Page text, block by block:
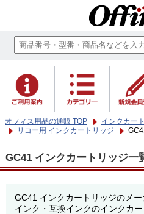
オフィス用品の通販 TOP
インクカー
リコー用 インクカートリッジ
GC41 インクカートリッジ一
GC41 インクカートリッジのメ
インク・互換インクのインクカ